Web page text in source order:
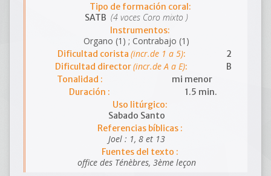
Tipo de formación coral:
SATB (4 voces Coro mixto )
Instrumentos:
Organo (1) ; Contrabajo (1)
Dificultad corista (incr.de 1 a 5):
2
Dificultad director(incr.de A a E):
B
Tonalidad :
mi menor
Duración :
1.5 min.
Uso litúrgico:
Sabado Santo
Referencias bíblicas :
Joel : 1, 8 et 13
Fuentes del texto :
office des Ténèbres, 3ème leçon